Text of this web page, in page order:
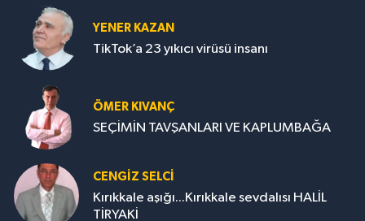
YENER KAZAN
TikTok’a 23 yıkıcı virüsü insanı
ÖMER KIVANÇ
SEÇİMİN TAVŞANLARI VE KAPLUMBAĞA
CENGİZ SELCİ
Kırıkkale aşığı...Kırıkkale sevdalısı HALİL
TİRYAKİ